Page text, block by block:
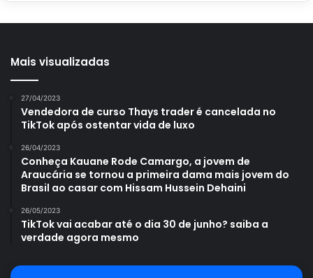
Avalie este post post
área gourmet
Mais visualizadas
27/04/2023
Vendedora de curso Thays trader é cancelada no
TikTok após ostentar vida de luxo
26/04/2023
Conheça Kauane Rode Camargo, a jovem de
Araucária se tornou a primeira dama mais jovem do
Brasil ao casar com Hissam Hussein Dehaini
26/05/2023
TikTok vai acabar até o dia 30 de junho? saiba a
verdade agora mesmo